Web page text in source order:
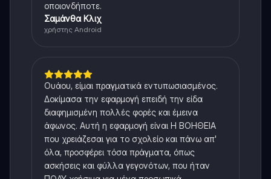
οποιονδήποτε.
Σαμάνθα Κλιχ
χρήστης Android
Ουάου, είμαι πραγματικά εντυπωσιασμένος.
Δοκίμασα την εφαρμογή επειδή την είδα
διαφημισμένη πολλές φορές και έμεινα
άφωνος. Αυτή η εφαρμογή είναι Η ΒΟΗΘΕΙΑ
που χρειάζεσαι για το σχολείο και πάνω απ'
όλα, προσφέρει τόσα πράγματα, όπως
ασκήσεις και φύλλα γεγονότων, που ήταν